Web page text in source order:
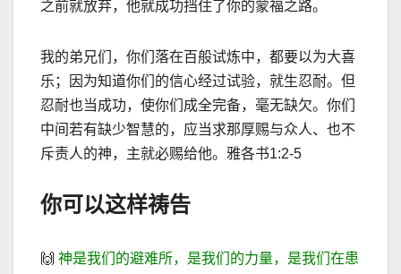
之前就放弃，他就成功挡住了你的蒙福之路。
我的弟兄们，你们落在百般试炼中，都要以为大喜
乐；因为知道你们的信心经过试验，就生忍耐。但
忍耐也当成功，使你们成全完备，毫无缺欠。你们
中间若有缺少智慧的，应当求那厚赐与众人、也不
斥责人的神，主就必赐给他。雅各书1:2-5
你可以这样祷告
🙌 神是我们的避难所，是我们的力量，是我们在患